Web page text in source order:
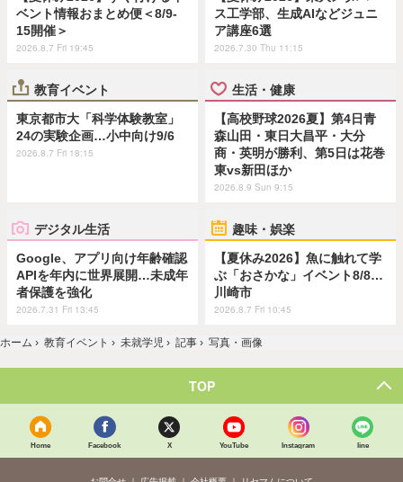
ベント情報おまとめ便＜8/9-
15開催＞
2026.8.7 Fri 19:45
ス工学部、生成AIなどジュニ
ア講座6選
2026.7.30 Thu 11:15
教育イベント
東京都市大「科学体験教室」
24の実験企画…小中向け9/6
2026.8.7 Fri 18:15
生活・健康
【高校野球2026夏】第4日青
森山田・東日大昌平・大分
商・英明が勝利、第5日は花巻
東vs新田ほか
2026.8.9 Sun 9:15
デジタル生活
Google、アプリ向け年齢確認
APIを年内に世界展開…未成年
者保護を強化
2026.7.31 Fri 13:45
趣味・娯楽
【夏休み2026】魚に触れて学
ぶ「おさかな」イベント8/8…
川崎市
2026.8.7 Fri 10:45
ホーム › 教育イベント › 未就学児 › 記事 › 写真・画像
TOP
Home Facebook X YouTube Instagram line